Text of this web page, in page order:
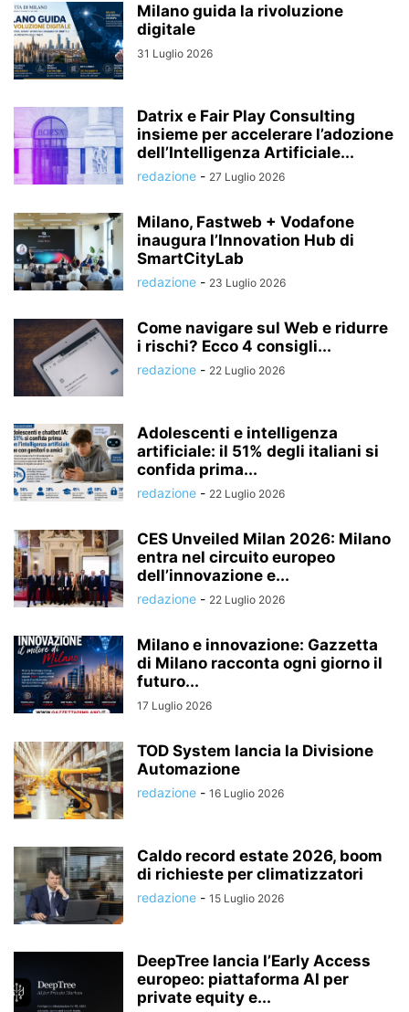
Milano guida la rivoluzione
digitale
31 Luglio 2026
Datrix e Fair Play Consulting
insieme per accelerare l’adozione
dell’Intelligenza Artificiale...
redazione - 27 Luglio 2026
Milano, Fastweb + Vodafone
inaugura l’Innovation Hub di
SmartCityLab
redazione - 23 Luglio 2026
Come navigare sul Web e ridurre
i rischi? Ecco 4 consigli...
redazione - 22 Luglio 2026
Adolescenti e intelligenza
artificiale: il 51% degli italiani si
confida prima...
redazione - 22 Luglio 2026
CES Unveiled Milan 2026: Milano
entra nel circuito europeo
dell’innovazione e...
redazione - 22 Luglio 2026
Milano e innovazione: Gazzetta
di Milano racconta ogni giorno il
futuro...
17 Luglio 2026
TOD System lancia la Divisione
Automazione
redazione - 16 Luglio 2026
Caldo record estate 2026, boom
di richieste per climatizzatori
redazione - 15 Luglio 2026
DeepTree lancia l’Early Access
europeo: piattaforma AI per
private equity e...